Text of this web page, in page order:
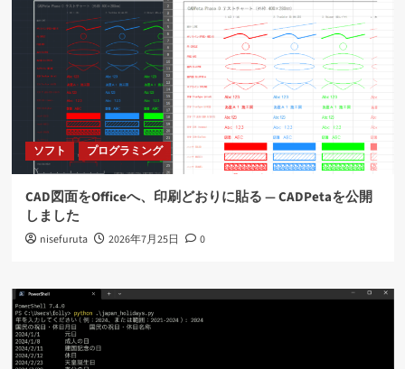
ソフト プログラミング
CAD図面をOfficeへ、印刷どおりに貼る ― CADPetaを公開
しました
nisefuruta 2026年7月25日 0